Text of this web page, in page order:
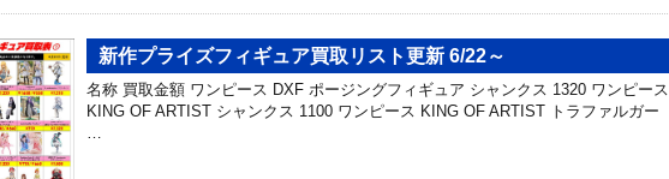
新作プライズフィギュア買取リスト更新 6/22～
名称 買取金額 ワンピース DXF ポージングフィギュア シャンクス 1320 ワンピース
KING OF ARTIST シャンクス 1100 ワンピース KING OF ARTIST トラファルガー
…